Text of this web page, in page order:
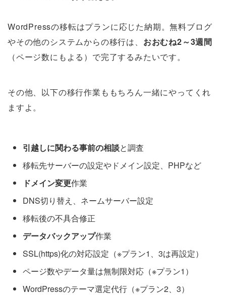
WordPressの移転はプランに応じた納期。無料ブログ
やその他のシステムからの移行は、 おおむね2～3週間
（ページ数にもよる）で完了するみたいです。
その他、以下の移行作業ももちろん一緒にやってくれ
ますよ。
引越しに関わる事前の相談と調査
移転先サーバーの設定やドメイン設定、PHPなど
ドメイン変更作業
DNS切り替え、ネームサーバー設定
移転後の不具合修正
データバックアップ作業
SSL(https)化の対応設定（※プラン1、3は再設定）
ページ数やデータ量は無制限対応（※プラン1）
WordPressのテーマ選定代行（※プラン2、3）